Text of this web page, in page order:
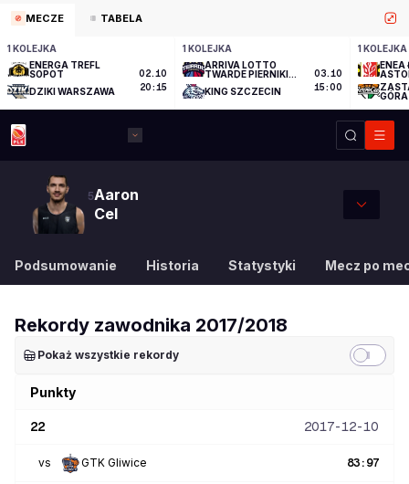
MECZE TABELA
1 KOLEJKA
ENERGA TREFL
SOPOT
DZIKI WARSZAWA
02.10
20:15
1 KOLEJKA
ARRIVA LOTTO
TWARDE PIERNIKI
KING SZCZECIN
03.10
15:00
1 KOLEJKA
ENEA
GÓRA
5Aaron
Cel
Podsumowanie Historia Statystyki Mecz po
Rekordy zawodnika 2017/2018
Pokaż wszystkie rekordy
Punkty
22 2017-12-10
vs GTK Gliwice 83 : 97